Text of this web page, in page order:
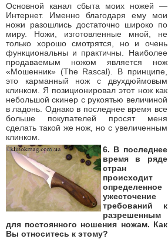
Основной канал сбыта моих ножей —
Интернет. Именно благодаря ему мои
ножи разошлись достаточно широко по
миру. Ножи, изготовленные мной, не
только хорошо смотрятся, но и очень
функциональны и практичны. Наиболее
продаваемым ножом является нож
«Мошенник» (The Rascal). В принципе,
это карманный нож с двухдюймовым
клинком. Я позиционировал этот нож как
небольшой скинер с рукоятью величиной
в ладонь. Однако в последнее время все
больше покупателей просят меня
сделать такой же нож, но с увеличенным
клинком.
6. В последнее
время в ряде
стран
происходит
определенное
ужесточение
требований к
разрешенным
для постоянного ношения ножам. Как
Вы относитесь к этому?